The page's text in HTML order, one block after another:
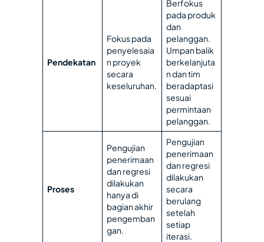
Pendekatan
Fokus pada
penyelesaia
n proyek
secara
keseluruhan.
Berfokus
pada produk
dan
pelanggan.
Umpan balik
berkelanjuta
n dan tim
beradaptasi
sesuai
permintaan
pelanggan.
Proses
Pengujian
penerimaan
dan regresi
dilakukan
hanya di
bagian akhir
pengemban
gan.
Pengujian
penerimaan
dan regresi
dilakukan
secara
berulang
setelah
setiap
iterasi.